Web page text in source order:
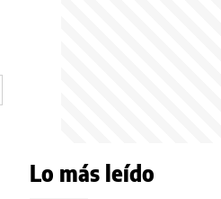
Lo más leído